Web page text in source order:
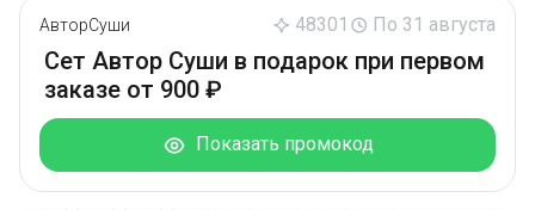
АвторСуши 48301 По 31 августа
Сет Автор Суши в подарок при первом
заказе от 900 ₽
Показать промокод